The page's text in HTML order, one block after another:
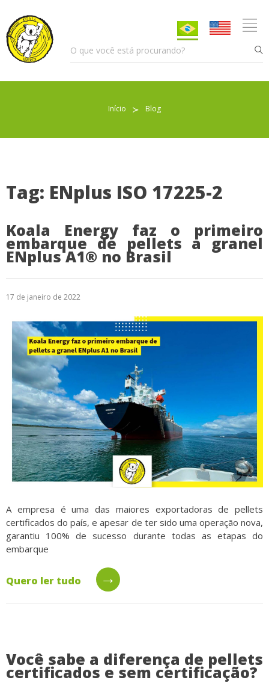
Início ≻ Blog
Tag: ENplus ISO 17225-2
Koala Energy faz o primeiro
embarque de pellets a granel
ENplus A1® no Brasil
17 de janeiro de 2022
A empresa é uma das maiores exportadoras de pellets
certificados do país, e apesar de ter sido uma operação nova,
garantiu 100% de sucesso durante todas as etapas do
embarque
Quero ler tudo →
Você sabe a diferença de pellets
certificados e sem certificação?
Sobre nós
Indicações de uso
Atendimento
Blog
Denúncias
Relatório Transparência
Trabalhe Conosco